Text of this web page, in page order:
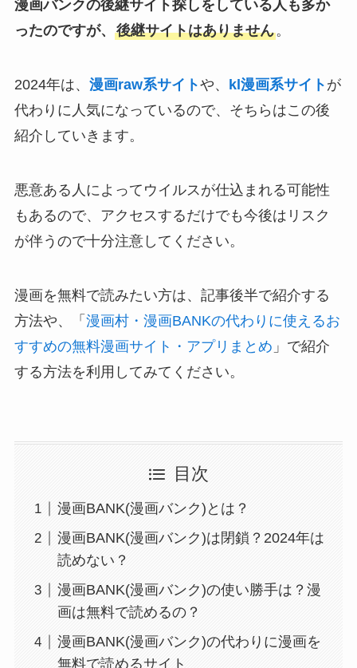
漫画バンクの後継サイト探しをしている人も多か
ったのですが、 後継サイトはありません。
2024年は、 漫画raw系サイトや、 kl漫画系サイト が
代わりに人気になっているので、そちらはこの後
紹介していきます。
悪意ある人によってウイルスが仕込まれる可能性
もあるので、アクセスするだけでも今後はリスク
が伴うので十分注意してください。
漫画を無料で読みたい方は、記事後半で紹介する
方法や、「 漫画村・漫画BANKの代わりに使えるお
すすめの無料漫画サイト・アプリまとめ 」で紹介
する方法を利用してみてください。
目次
漫画BANK(漫画バンク)とは？
漫画BANK(漫画バンク)は閉鎖？2024年は
読めない？
漫画BANK(漫画バンク)の使い勝手は？漫
画は無料で読めるの？
漫画BANK(漫画バンク)の代わりに漫画を
無料で読めるサイト